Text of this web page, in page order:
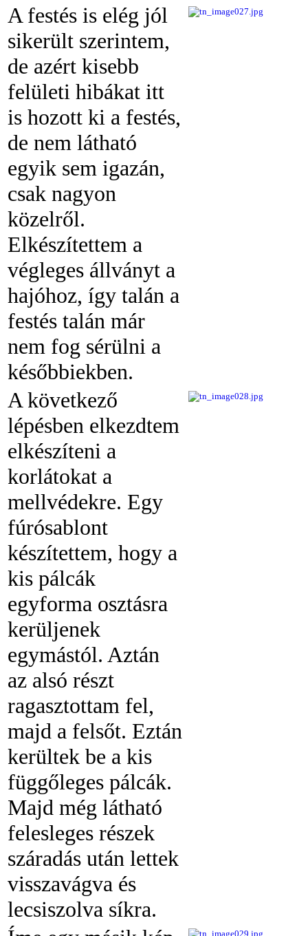
A festés is elég jól
sikerült szerintem,
de azért kisebb
felületi hibákat itt
is hozott ki a festés,
de nem látható
egyik sem igazán,
csak nagyon
közelről.
Elkészítettem a
végleges állványt a
hajóhoz, így talán a
festés talán már
nem fog sérülni a
későbbiekben.
A következő
lépésben elkezdtem
elkészíteni a
korlátokat a
mellvédekre. Egy
fúrósablont
készítettem, hogy a
kis pálcák
egyforma osztásra
kerüljenek
egymástól. Aztán
az alsó részt
ragasztottam fel,
majd a felsőt. Eztán
kerültek be a kis
függőleges pálcák.
Majd még látható
felesleges részek
száradás után lettek
visszavágva és
lecsiszolva síkra.